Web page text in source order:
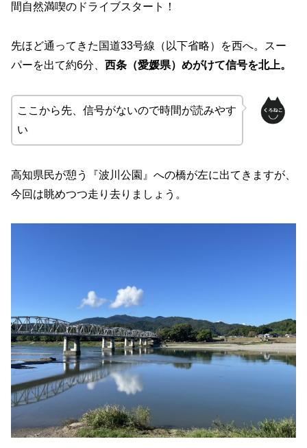
間自然満喫のドライブスタート！
先ほど通ってきた国道33号線（以下省略）を西へ。スー
パーを出て約6分、 西条（愛媛県）めがけて信号を北上。
ここから先、信号がないので時間が読みやす
い
高知県民が憩う『波川公園』への橋が左に出てきますが、
今回は眺めつつ走り去りましょう。